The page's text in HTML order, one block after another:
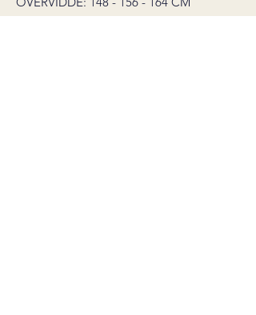
HEL LÆNGDE: 58 - 59 - 60 CM